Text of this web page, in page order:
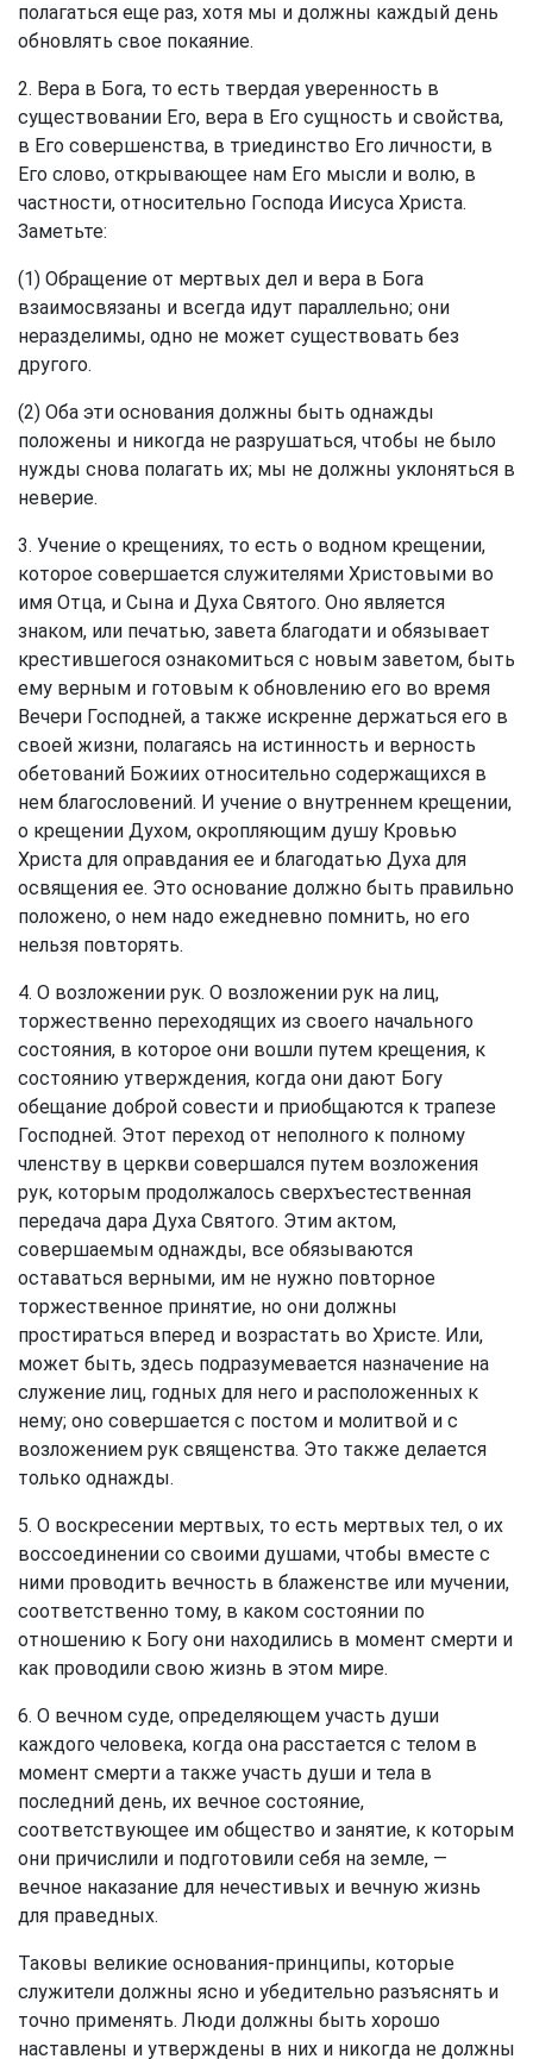
полагаться еще раз, хотя мы и должны каждый день
обновлять свое покаяние.
2. Вера в Бога, то есть твердая уверенность в
существовании Его, вера в Его сущность и свойства,
в Его совершенства, в триединство Его личности, в
Его слово, открывающее нам Его мысли и волю, в
частности, относительно Господа Иисуса Христа.
Заметьте:
(1) Обращение от мертвых дел и вера в Бога
взаимосвязаны и всегда идут параллельно; они
неразделимы, одно не может существовать без
другого.
(2) Оба эти основания должны быть однажды
положены и никогда не разрушаться, чтобы не было
нужды снова полагать их; мы не должны уклоняться в
неверие.
3. Учение о крещениях, то есть о водном крещении,
которое совершается служителями Христовыми во
имя Отца, и Сына и Духа Святого. Оно является
знаком, или печатью, завета благодати и обязывает
крестившегося ознакомиться с новым заветом, быть
ему верным и готовым к обновлению его во время
Вечери Господней, а также искренне держаться его в
своей жизни, полагаясь на истинность и верность
обетований Божиих относительно содержащихся в
нем благословений. И учение о внутреннем крещении,
о крещении Духом, окропляющим душу Кровью
Христа для оправдания ее и благодатью Духа для
освящения ее. Это основание должно быть правильно
положено, о нем надо ежедневно помнить, но его
нельзя повторять.
4. О возложении рук. О возложении рук на лиц,
торжественно переходящих из своего начального
состояния, в которое они вошли путем крещения, к
состоянию утверждения, когда они дают Богу
обещание доброй совести и приобщаются к трапезе
Господней. Этот переход от неполного к полному
членству в церкви совершался путем возложения
рук, которым продолжалось сверхъестественная
передача дара Духа Святого. Этим актом,
совершаемым однажды, все обязываются
оставаться верными, им не нужно повторное
торжественное принятие, но они должны
простираться вперед и возрастать во Христе. Или,
может быть, здесь подразумевается назначение на
служение лиц, годных для него и расположенных к
нему; оно совершается с постом и молитвой и с
возложением рук священства. Это также делается
только однажды.
5. О воскресении мертвых, то есть мертвых тел, о их
воссоединении со своими душами, чтобы вместе с
ними проводить вечность в блаженстве или мучении,
соответственно тому, в каком состоянии по
отношению к Богу они находились в момент смерти и
как проводили свою жизнь в этом мире.
6. О вечном суде, определяющем участь души
каждого человека, когда она расстается с телом в
момент смерти а также участь души и тела в
последний день, их вечное состояние,
соответствующее им общество и занятие, к которым
они причислили и подготовили себя на земле, —
вечное наказание для нечестивых и вечную жизнь
для праведных.
Таковы великие основания-принципы, которые
служители должны ясно и убедительно разъяснять и
точно применять. Люди должны быть хорошо
наставлены и утверждены в них и никогда не должны